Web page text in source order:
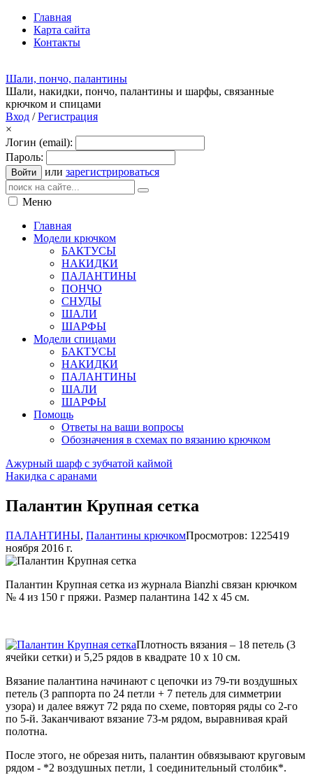
Главная
Карта сайта
Контакты
Шали, пончо, палантины
Шали, накидки, пончо, палантины и шарфы, связанные
крючком и спицами
Вход /Регистрация
×
Логин (email):
Пароль:
Войти или зарегистрироваться
Меню
Главная
Модели крючком
БАКТУСЫ
НАКИДКИ
ПАЛАНТИНЫ
ПОНЧО
СНУДЫ
ШАЛИ
ШАРФЫ
Модели спицами
БАКТУСЫ
НАКИДКИ
ПАЛАНТИНЫ
ШАЛИ
ШАРФЫ
Помощь
Ответы на ваши вопросы
Обозначения в схемах по вязанию крючком
Ажурный шарф с зубчатой каймой
Накидка с аранами
Палантин Крупная сетка
ПАЛАНТИНЫ, Палантины крючкомПросмотров: 1225419
ноября 2016 г.
Палантин Крупная сетка из журнала Bianzhi связан крючком
№ 4 из 150 г пряжи. Размер палантина 142 х 45 см.
Плотность вязания – 18 петель (3
ячейки сетки) и 5,25 рядов в квадрате 10 х 10 см.
Вязание палантина начинают с цепочки из 79-ти воздушных
петель (3 раппорта по 24 петли + 7 петель для симметрии
узора) и далее вяжут 72 ряда по схеме, повторяя ряды со 2-го
по 5-й. Заканчивают вязание 73-м рядом, выравнивая край
полотна.
После этого, не обрезая нить, палантин обвязывают круговым
рядом - *2 воздушных петли, 1 соединительный столбик*.